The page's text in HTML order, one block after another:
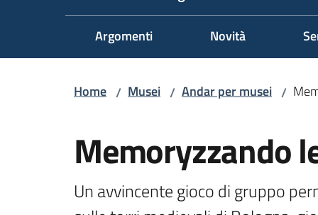
Argomenti Novità
Home / Musei / Andar per musei /
Memoryzzando
Un avvincente gioco di gruppo